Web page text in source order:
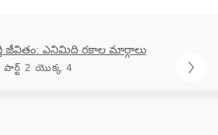
జీవితం: ఎనిమిది రకాల మార్గాలు
పార్ట్ 2 యొక్క 4